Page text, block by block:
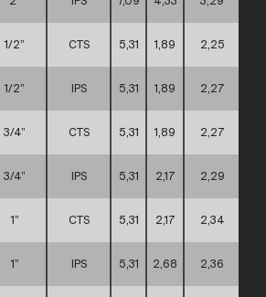
1/2” CTS 5,31 1,89 2,25
1/2” IPS 5,31 1,89 2,27
3/4” CTS 5,31 1,89 2,27
3/4” IPS 5,31 2,17 2,29
1” CTS 5,31 2,17 2,34
1” IPS 5,31 2,68 2,36